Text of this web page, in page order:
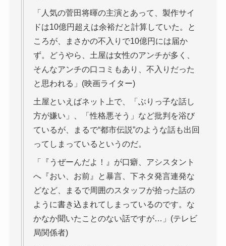
「人気の菅田将暉の主演とあって、製作サイ
ドは10億円超えは余裕だと計算していた。と
ころが、まさかの不入りで10億円には届か
ず。どうやら、土屋は女性のアンチが多く、
そんなアンチの口コミもあり、不入りだった
と思われる」(映画ライター)
土屋といえばネット上で、「ぶりっ子な話し
方が嫌い」、「性格悪そう」など批判を浴び
ているが、まるで“都市伝説”のような話も出回
ってしまっているというのだ。
「『うぜーんだよ！』が口癖、アシスタント
へ『おい、お前』と暴言、下ネタ発言連発な
どなど、まるで周囲のスタッフが拾った話の
ように書き込まれてしまっているのです。な
かなか聞いたことのない話ですが…」(テレビ
局関係者)